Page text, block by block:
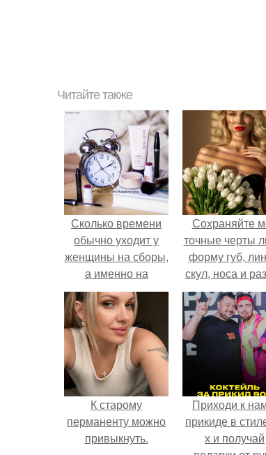
Читайте также
Сколько времени
обычно уходит у
женщины на сборы,
а именно на
макияж, причёску,
подбор одежды?
Сохраняйте
точные черты
форму губ,
скул, носа и
глаз.
К старому
перманенту можно
привыкнуть.
Приходи к
прикиде в
х и получай